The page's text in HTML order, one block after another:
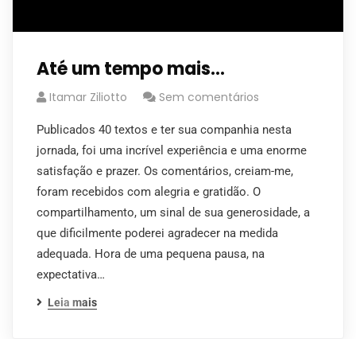
Até um tempo mais…
Itamar Ziliotto Sem comentários
Publicados 40 textos e ter sua companhia nesta
jornada, foi uma incrível experiência e uma enorme
satisfação e prazer. Os comentários, creiam-me,
foram recebidos com alegria e gratidão. O
compartilhamento, um sinal de sua generosidade, a
que dificilmente poderei agradecer na medida
adequada. Hora de uma pequena pausa, na
expectativa…
Leia mais